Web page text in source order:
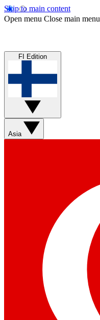
Skip to main content
Open menu Close main menu
FI Edition
Asia